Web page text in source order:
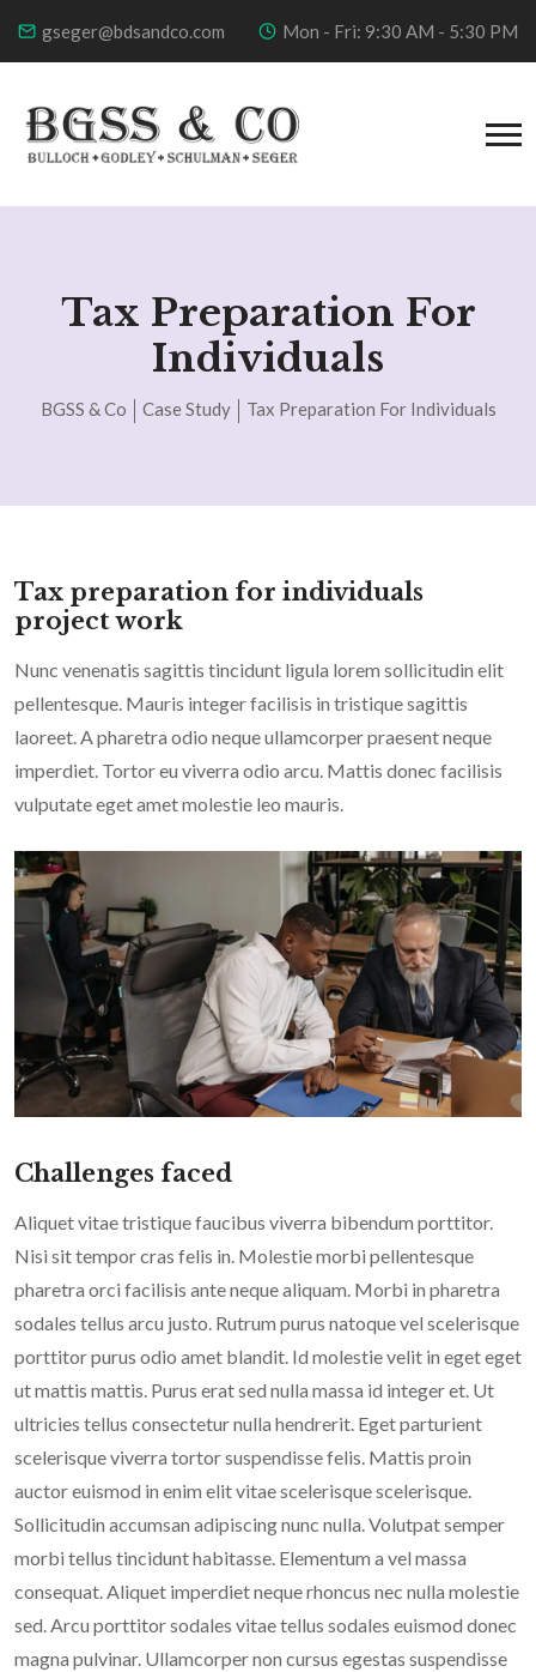
gseger@bdsandco.com Mon - Fri: 9:30 AM - 5:30 PM
Tax Preparation For
Individuals
BGSS & Co Case Study Tax Preparation For Individuals
Tax preparation for individuals
project work
Nunc venenatis sagittis tincidunt ligula lorem sollicitudin elit
pellentesque. Mauris integer facilisis in tristique sagittis
laoreet. A pharetra odio neque ullamcorper praesent neque
imperdiet. Tortor eu viverra odio arcu. Mattis donec facilisis
vulputate eget amet molestie leo mauris.
Challenges faced
Aliquet vitae tristique faucibus viverra bibendum porttitor.
Nisi sit tempor cras felis in. Molestie morbi pellentesque
pharetra orci facilisis ante neque aliquam. Morbi in pharetra
sodales tellus arcu justo. Rutrum purus natoque vel scelerisque
porttitor purus odio amet blandit. Id molestie velit in eget eget
ut mattis mattis. Purus erat sed nulla massa id integer et. Ut
ultricies tellus consectetur nulla hendrerit. Eget parturient
scelerisque viverra tortor suspendisse felis. Mattis proin
auctor euismod in enim elit vitae scelerisque scelerisque.
Sollicitudin accumsan adipiscing nunc nulla. Volutpat semper
morbi tellus tincidunt habitasse. Elementum a vel massa
consequat. Aliquet imperdiet neque rhoncus nec nulla molestie
sed. Arcu porttitor sodales vitae tellus sodales euismod donec
magna pulvinar. Ullamcorper non cursus egestas suspendisse